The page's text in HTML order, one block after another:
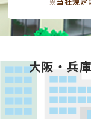
大阪・兵